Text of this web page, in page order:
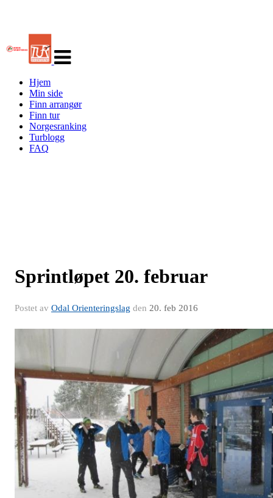
navigasjon
Hjem
Min side
Finn arrangør
Finn tur
Norgesranking
Turblogg
FAQ
Sprintløpet 20. februar
Postet av Odal Orienteringslag den 20. feb 2016